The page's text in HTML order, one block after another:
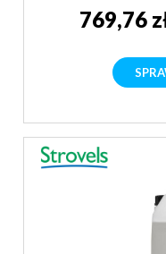
769,76